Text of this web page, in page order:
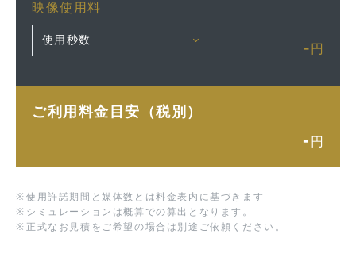
映像使用料
- 円
ご利用料金目安（税別）
- 円
※ 使用許諾期間と媒体数とは料金表内に基づきます
※ シミュレーションは概算での算出となります。
※ 正式なお見積をご希望の場合は別途ご依頼ください。